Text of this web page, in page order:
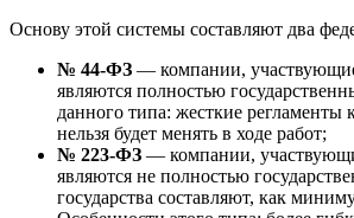
Основу этой системы составляют два
№ 44-ФЗ — компании,
являются полностью
данного типа: жесткие регламенты
нельзя будет менять в ходе работ;
№ 223-ФЗ — компании,
являются не полностью
государства составляют, как